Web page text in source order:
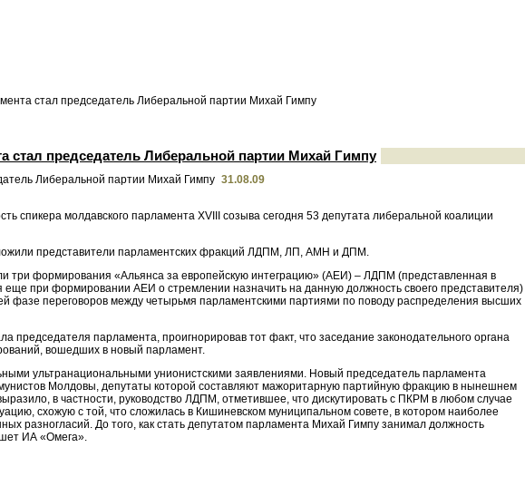
стал председатель Либеральной партии Михай Гимпу
стал председатель Либеральной партии Михай Гимпу
31.08.09
спикера молдавского парламента XVIII созыва сегодня 53 депутата либеральной коалиции
представители парламентских фракций ЛДПМ, ЛП, АМН и ДПМ.
три формирования «Альянса за европейскую интеграцию» (АЕИ) – ЛДПМ (представленная в
при формировании АЕИ о стремлении назначить на данную должность своего представителя)
фазе переговоров между четырьмя парламентскими партиями по поводу распределения высших
парламента, проигнорировав тот факт, что заседание законодательного органа
вошедших в новый парламент.
ультранациональными унионистскими заявлениями. Новый председатель парламента
Молдовы, депутаты которой составляют мажоритарную партийную фракцию в нынешнем
в частности, руководство ЛДПМ, отметившее, что дискутировать с ПКРМ в любом случае
схожую с той, что сложилась в Кишиневском муниципальном совете, в котором наиболее
разногласий. До того, как стать депутатом парламента Михай Гимпу занимал должность
ИА «Омега».